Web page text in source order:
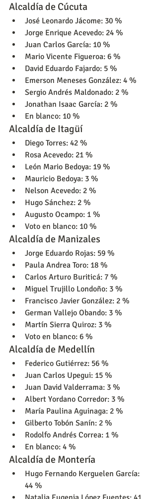
Alcaldía de Cúcuta
José Leonardo Jácome: 30 %
Jorge Enrique Acevedo: 24 %
Juan Carlos García: 10 %
Mario Vicente Figueroa: 6 %
David Eduardo Fajardo: 5 %
Emerson Meneses González: 4 %
Sergio Andrés Maldonado: 2 %
Jonathan Isaac García: 2 %
En blanco: 10 %
Alcaldía de Itagüí
Diego Torres: 42 %
Rosa Acevedo: 21 %
León Mario Bedoya: 19 %
Mauricio Bedoya: 3 %
Nelson Acevedo: 2 %
Hugo Sánchez: 2 %
Augusto Ocampo: 1 %
Voto en blanco: 10 %
Alcaldía de Manizales
Jorge Eduardo Rojas: 59 %
Paula Andrea Toro: 18 %
Carlos Arturo Buriticá: 7 %
Miguel Trujillo Londoño: 3 %
Francisco Javier González: 2 %
German Vallejo Obando: 3 %
Martín Sierra Quiroz: 3 %
Voto en blanco: 6 %
Alcaldía de Medellín
Federico Gutiérrez: 56 %
Juan Carlos Upegui: 15 %
Juan David Valderrama: 3 %
Albert Yordano Corredor: 3 %
María Paulina Aguinaga: 2 %
Gilberto Tobón Sanín: 2 %
Rodolfo Andrés Correa: 1 %
En blanco: 4 %
Alcaldía de Montería
Hugo Fernando Kerguelen García:
44 %